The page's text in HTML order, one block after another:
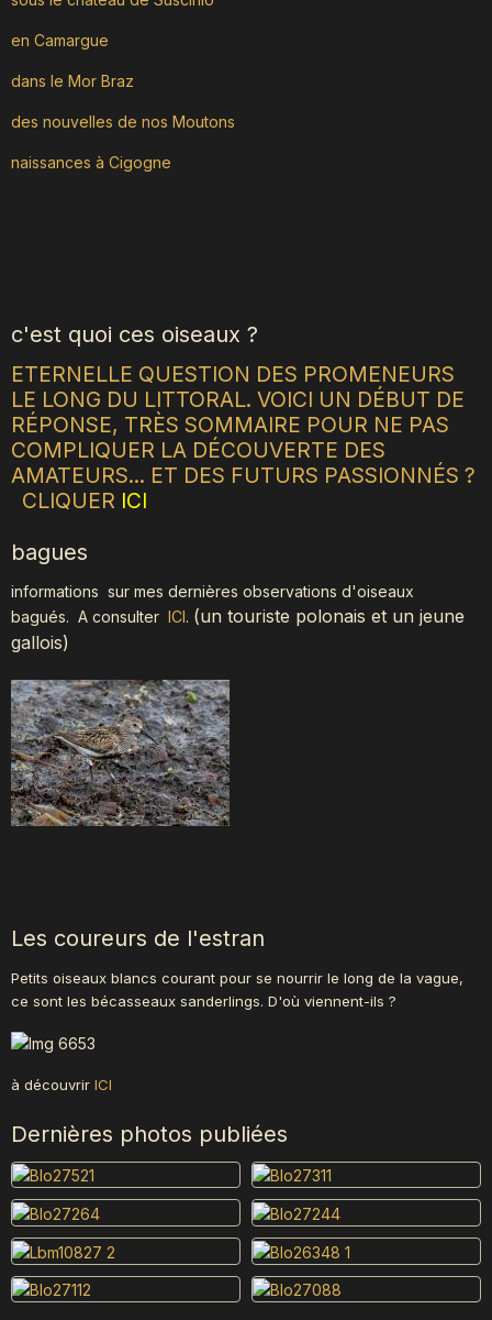
en Camargue
dans le Mor Braz
des nouvelles de nos Moutons
naissances à Cigogne
c'est quoi ces oiseaux ?
ETERNELLE QUESTION DES PROMENEURS
LE LONG DU LITTORAL. VOICI UN DÉBUT DE
RÉPONSE, TRÈS SOMMAIRE POUR NE PAS
COMPLIQUER LA DÉCOUVERTE DES
AMATEURS... ET DES FUTURS PASSIONNÉS ?
CLIQUER ICI
bagues
informations sur mes dernières observations d'oiseaux
bagués. A consulter ICI. (un touriste polonais et un jeune
gallois)
Les coureurs de l'estran
Petits oiseaux blancs courant pour se nourrir le long de la vague,
ce sont les bécasseaux sanderlings. D'où viennent-ils ?
à découvrir ICI
Dernières photos publiées